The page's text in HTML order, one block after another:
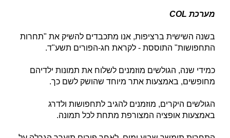
מערכת COL
בשנה השישית ברציפות, אנו מתכבדים להשיק את "תחרות
התחפושות" התוססת - לקראת חג-הפורים תשע"ד.
כמידי שנה, הגולשים מוזמנים לשלוח את תמונות ילדיהם
מחופשים, באמצעות אתר מיוחד שהושק לשם כך.
הגולשים היקרים, מוזמנים להגיב לתחפושות ולדרג
באמצעות אופציה המצורפת מתחת לכל תמונה.